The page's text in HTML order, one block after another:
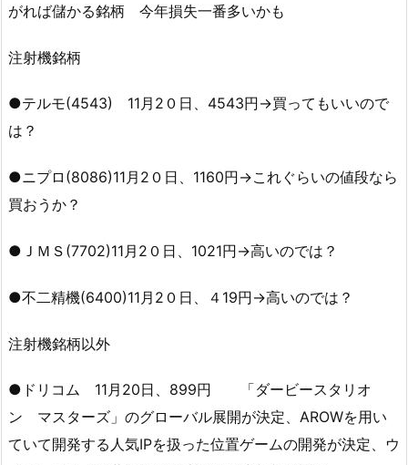
がれば儲かる銘柄 今年損失一番多いかも
注射機銘柄
●テルモ(4543) 11月2０日、4543円→買ってもいいので
は？
●ニプロ(8086)11月2０日、1160円→これぐらいの値段なら
買おうか？
●ＪＭＳ(7702)11月2０日、1021円→高いのでは？
●不二精機(6400)11月2０日、４19円→高いのでは？
注射機銘柄以外
●ドリコム 11月20日、899円 「ダービースタリオ
ン マスターズ」のグローバル展開が決定、AROWを用い
ていて開発する人気IPを扱った位置ゲームの開発が決定、ウ